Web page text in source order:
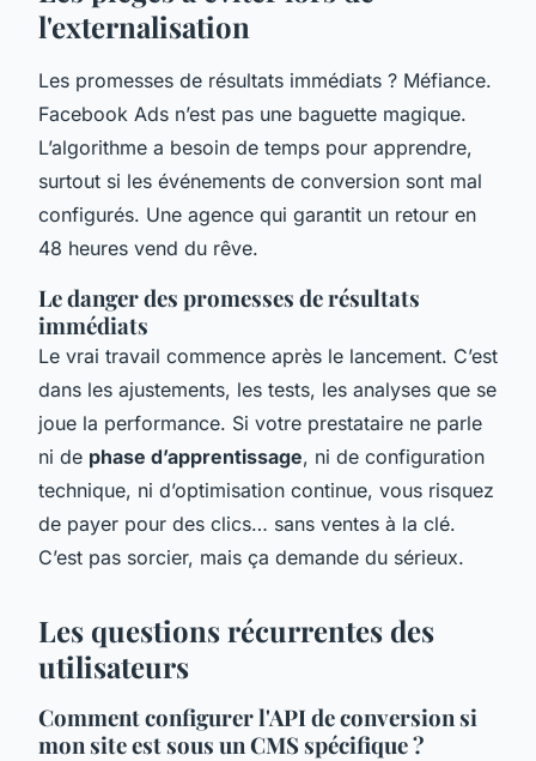
l'externalisation
Les promesses de résultats immédiats ? Méfiance.
Facebook Ads n’est pas une baguette magique.
L’algorithme a besoin de temps pour apprendre,
surtout si les événements de conversion sont mal
configurés. Une agence qui garantit un retour en
48 heures vend du rêve.
Le danger des promesses de résultats
immédiats
Le vrai travail commence après le lancement. C’est
dans les ajustements, les tests, les analyses que se
joue la performance. Si votre prestataire ne parle
ni de phase d’apprentissage, ni de configuration
technique, ni d’optimisation continue, vous risquez
de payer pour des clics… sans ventes à la clé.
C’est pas sorcier, mais ça demande du sérieux.
Les questions récurrentes des
utilisateurs
Comment configurer l'API de conversion si
mon site est sous un CMS spécifique ?